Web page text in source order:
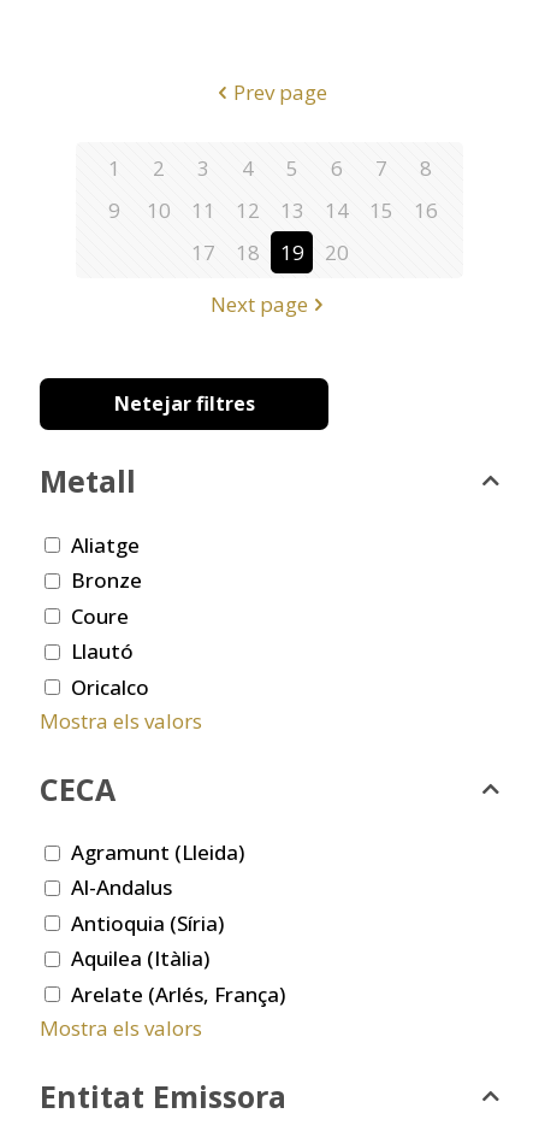
Prev page
1 2 3 4 5 6 7
8
9
10 11 12 13 14 15
16
17
18 19
20
Next page
Netejar filtres
Metall
Aliatge
Bronze
Coure
Llautó
Oricalco
Mostra els valors
CECA
Agramunt (Lleida)
Al-Andalus
Antioquia (Síria)
Aquilea (Itàlia)
Arelate (Arlés, França)
Mostra els valors
Entitat Emissora